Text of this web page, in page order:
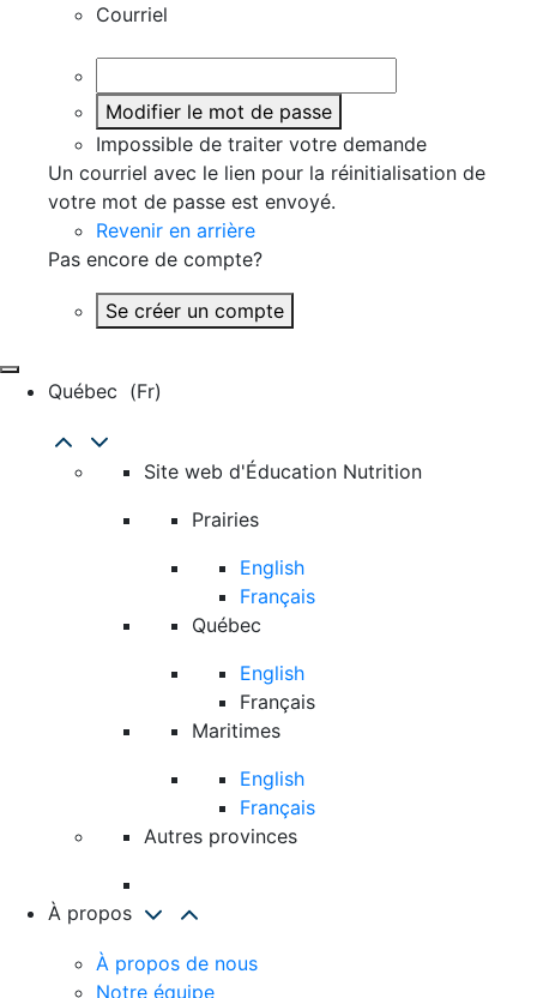
Courriel
Modifier le mot de passe
Impossible de traiter votre demande
Un courriel avec le lien pour la réinitialisation de
votre mot de passe est envoyé.
Revenir en arrière
Pas encore de compte?
Se créer un compte
Québec (fr)
Site web d'Éducation Nutrition
Prairies
English
Français
Québec
English
Français
Maritimes
English
Français
Autres provinces
À propos
À propos de nous
Notre équipe